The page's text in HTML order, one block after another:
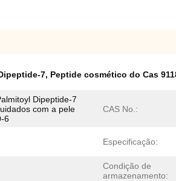
7, Peptide cosmético do Cas
Dipeptide-7
com a pele
6
CAS No.:
Especificação:
Condição de
armazenamento: